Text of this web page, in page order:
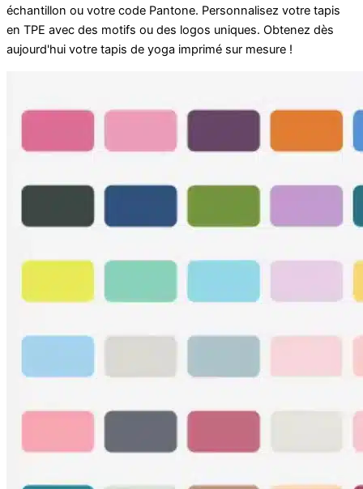
échantillon ou votre code Pantone. Personnalisez votre tapis
en TPE avec des motifs ou des logos uniques. Obtenez dès
aujourd'hui votre tapis de yoga imprimé sur mesure !